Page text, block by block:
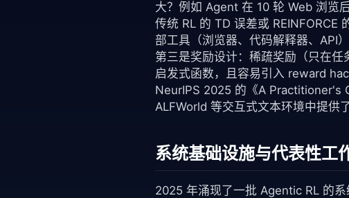
大？例如 Agent 在 10 轮 Web 浏览
传统 RL 的 TD 误差或 REINFORCE
部工具（浏览器、代码解释器、API
第三是奖励设计：稀疏奖励（只在
启发式函数，且容易引入 reward
NeurIPS 2025 的《A Practitioner's
ALFWorld 等交互式文本环境中提供
系统基础设施与代表性工
2025 年涌现了一批 Agentic RL 的系